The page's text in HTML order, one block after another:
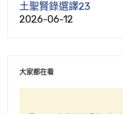
土聖賢錄選譯23
2026-06-12
大家都在看